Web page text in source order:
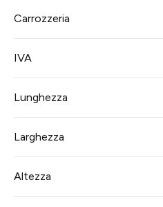
Carrozzeria
IVA
Lunghezza
Larghezza
Altezza